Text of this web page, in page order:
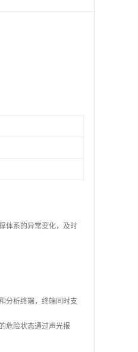
体系的异常变化，及时
分析终端，终端同时支
危险状态通过声光报